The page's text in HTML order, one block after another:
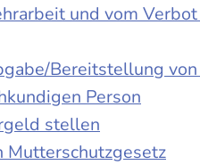
und vom
Bereitstellung
Person
stellen
Mutterschutzgesetz